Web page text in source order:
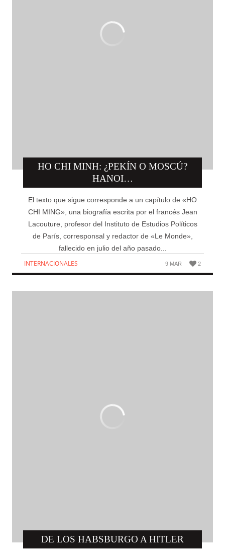
HO CHI MINH: ¿PEKÍN O MOSCÚ?
HANOI…
El texto que sigue corresponde a un capítulo de «HO
CHI MING», una biografía escrita por el francés Jean
Lacouture, profesor del Instituto de Estudios Políticos
de París, corresponsal y redactor de «Le Monde»,
fallecido en julio del año pasado...
INTERNACIONALES 9 MAR 2
DE LOS HABSBURGO A HITLER